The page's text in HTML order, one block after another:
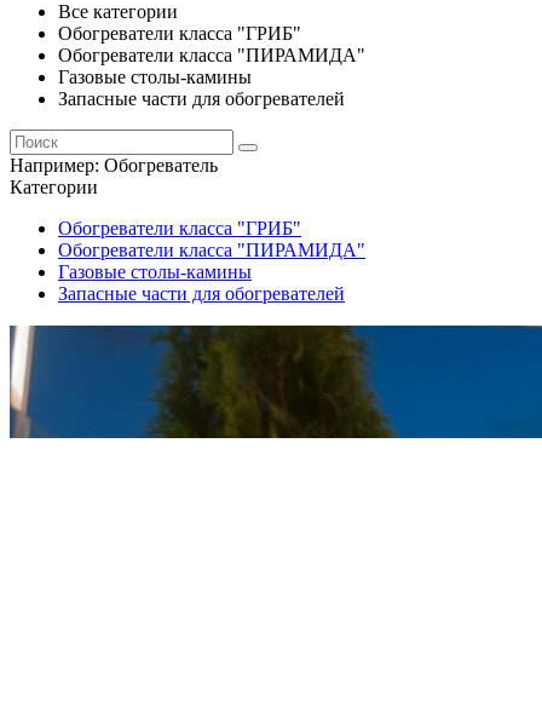
Все категории
Обогреватели класса "ГРИБ"
Обогреватели класса "ПИРАМИДА"
Газовые столы-камины
Запасные части для обогревателей
Например: Обогреватель
Категории
Обогреватели класса "ГРИБ"
Обогреватели класса "ПИРАМИДА"
Газовые столы-камины
Запасные части для обогревателей